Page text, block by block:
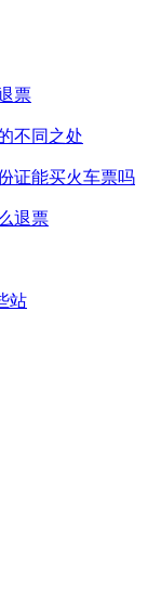
票
不同之处
证能买火车票吗
退票
站